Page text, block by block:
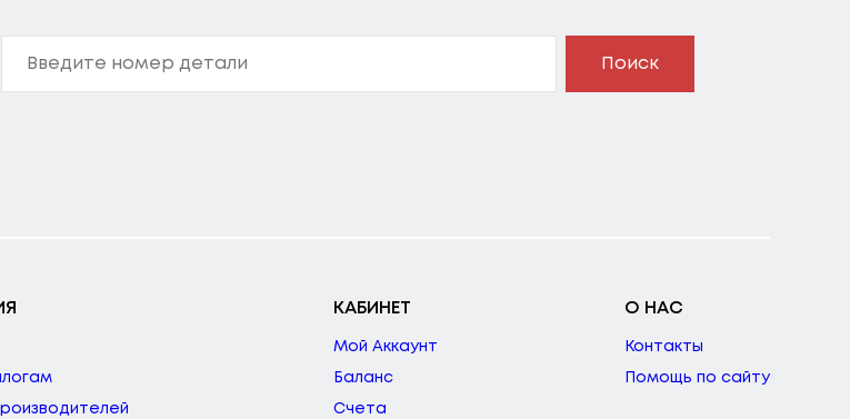
Поиск
КАБИНЕТ
Мой Аккаунт
Баланс
Счета
О НАС
Контакты
Помощь по сайту